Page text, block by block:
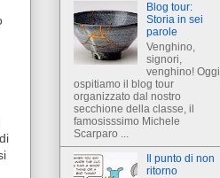
Blog tour:
Storia in sei
parole
Venghino,
signori,
venghino! Oggi
ospitiamo il blog tour
organizzato dal nostro
secchione della classe, il
famosisssimo Michele
Scarparo ...
Il punto di non
ritorno